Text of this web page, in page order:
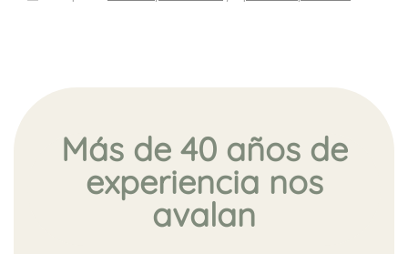
Más de 40 años de
experiencia nos
avalan